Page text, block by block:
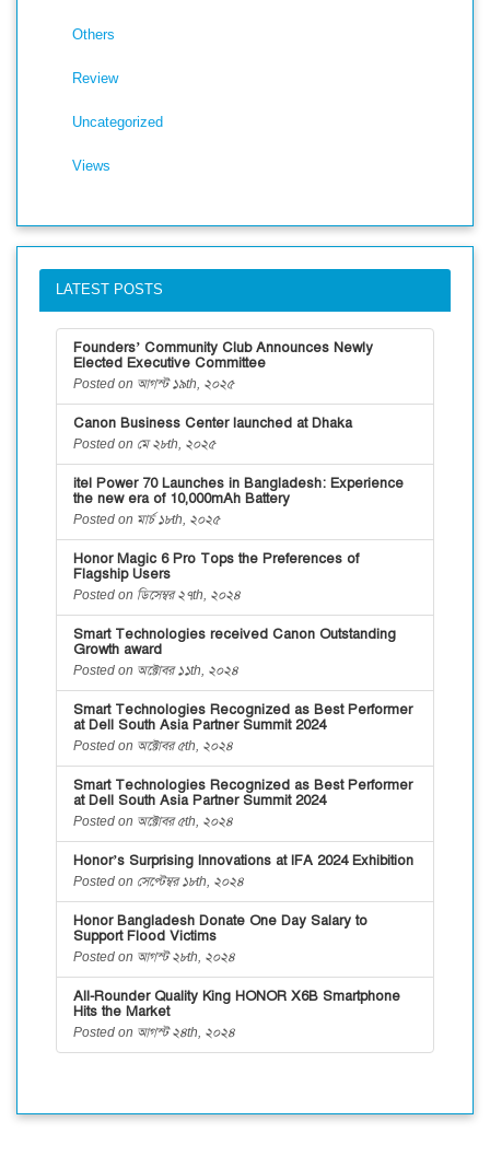
Others
Review
Uncategorized
Views
LATEST POSTS
Founders’ Community Club Announces Newly
Elected Executive Committee
Posted on আগস্ট ১৯th, ২০২৫
Canon Business Center launched at Dhaka
Posted on মে ২৮th, ২০২৫
itel Power 70 Launches in Bangladesh: Experience
the new era of 10,000mAh Battery
Posted on মার্চ ১৮th, ২০২৫
Honor Magic 6 Pro Tops the Preferences of
Flagship Users
Posted on ডিসেম্বর ২৭th, ২০২৪
Smart Technologies received Canon Outstanding
Growth award
Posted on অক্টোবর ১১th, ২০২৪
Smart Technologies Recognized as Best Performer
at Dell South Asia Partner Summit 2024
Posted on অক্টোবর ৫th, ২০২৪
Smart Technologies Recognized as Best Performer
at Dell South Asia Partner Summit 2024
Posted on অক্টোবর ৫th, ২০২৪
Honor’s Surprising Innovations at IFA 2024 Exhibition
Posted on সেপ্টেম্বর ১৮th, ২০২৪
Honor Bangladesh Donate One Day Salary to
Support Flood Victims
Posted on আগস্ট ২৮th, ২০২৪
All-Rounder Quality King HONOR X6B Smartphone
Hits the Market
Posted on আগস্ট ২৪th, ২০২৪